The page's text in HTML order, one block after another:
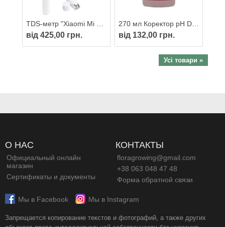
від 425,00 грн. від 132,00 грн.
Усі товари »
О НАС
Официальный онлайн
магазин
Сертификаты и документы
КОНТАКТЫ
floragrowing@gmail.com
+38 063 048 47 48
Форма обратной связи
Мы в Facebook Мы в Instagram
Запрещается копирование текстов и фотографий, а также других